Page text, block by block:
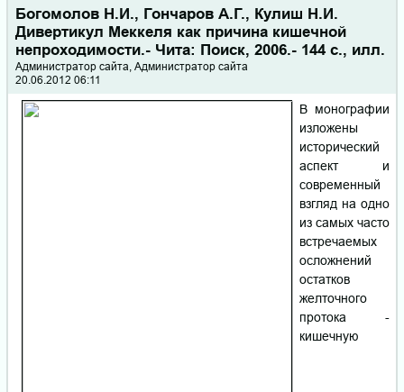
Богомолов Н.И., Гончаров А.Г., Кулиш Н.И.
Дивертикул Меккеля как причина кишечной
непроходимости.- Чита: Поиск, 2006.- 144 с., илл.
Администратор сайта, Администратор сайта
20.06.2012 06:11
В монографии
изложены
исторический
аспект и
современный
взгляд на одно
из самых часто
встречаемых
осложнений
остатков
желточного
протока -
кишечную